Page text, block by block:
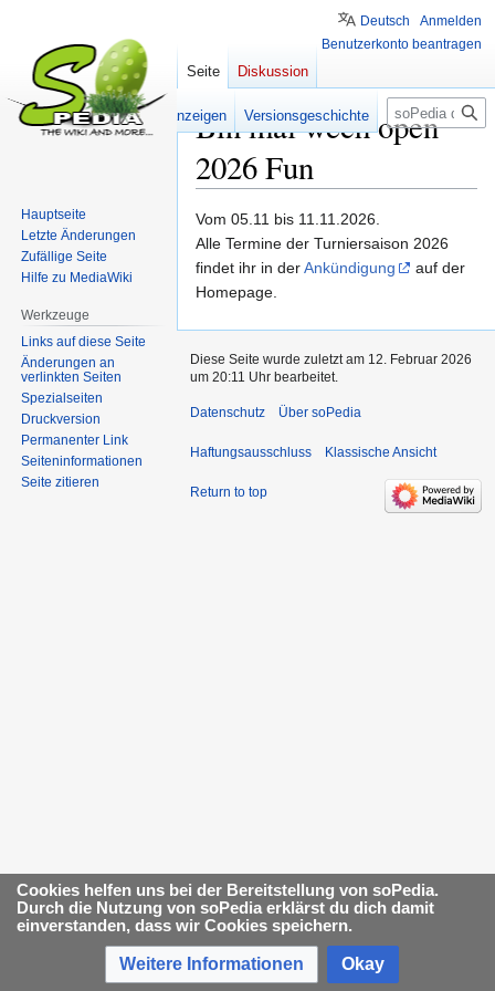
Bin mal wech open
2026 Fun
Zur
Navigation
springen
Zur
Suche
springen
Vom 05.11 bis 11.11.2026.
Alle Termine der Turniersaison 2026
findet ihr in derAnkündigung
auf der
Homepage.
Cookies helfen uns bei der Bereitstellung von soPedia.
Durch die Nutzung von soPedia erklärst du dich damit
einverstanden, dass wir Cookies speichern.
Weitere Informationen Okay
Deutsch
Anmelden
Benutzerkonto beantragen
Seite Diskussion
Lesen Quelltext anzeigen Versionsgeschichte Suche
Hauptseite
Letzte Änderungen
Zufällige Seite
Hilfe zu MediaWiki
Werkzeuge
Links auf diese Seite
Änderungen an
verlinkten Seiten
Spezialseiten
Druckversion
Permanenter Link
Seiten­­informationen
Seite zitieren
Diese Seite wurde zuletzt am 12. Februar 2026
um 20:11 Uhr bearbeitet.
Datenschutz Über soPedia
Haftungsausschluss Klassische Ansicht
Return to top